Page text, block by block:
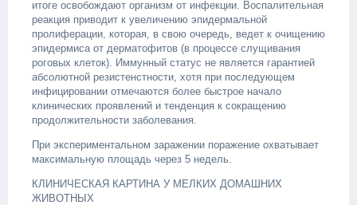
итоге освобождают организм от инфекции. Воспалительная
реакция приводит к увеличению эпидермальной
пролиферации, которая, в свою очередь, ведет к очищению
эпидермиса от дерматофитов (в процессе слущивания
роговых клеток). Иммунный статус не является гарантией
абсолютной резистенстности, хотя при последующем
инфицировании отмечаются более быстрое начало
клинических проявлений и тенденция к сокращению
продолжительности заболевания.
При экспериментальном заражении поражение охватывает
максимальную площадь через 5 недель.
КЛИНИЧЕСКАЯ КАРТИНА У МЕЛКИХ ДОМАШНИХ
ЖИВОТНЫХ